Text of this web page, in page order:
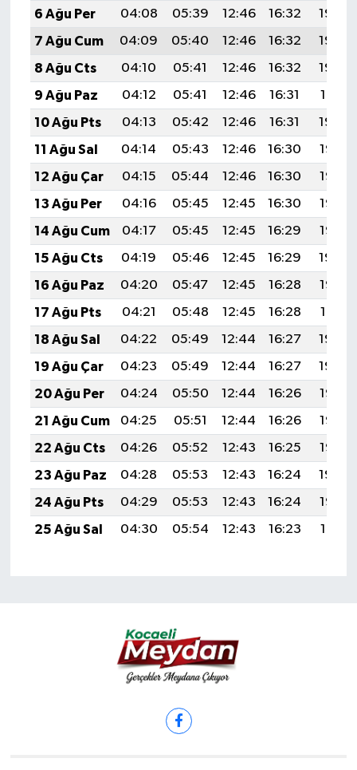
6 Ağu Per
04:08 05:39 12:46 16:32
19:44
7 Ağu Cum
04:09 05:40 12:46 16:32
19:43
8 Ağu Cts
04:10 05:41 12:46 16:32
19:42
9 Ağu Paz
04:12 05:41 12:46 16:31
19:41
10 Ağu Pts
04:13 05:42 12:46 16:31
19:39
11 Ağu Sal
04:14 05:43 12:46 16:30
19:38
12 Ağu Çar
04:15 05:44 12:46 16:30
19:37
13 Ağu Per
04:16 05:45 12:45 16:30
19:36
14 Ağu Cum
04:17 05:45 12:45 16:29
19:35
15 Ağu Cts
04:19 05:46 12:45 16:29
19:34
16 Ağu Paz
04:20 05:47 12:45 16:28
19:33
17 Ağu Pts
04:21 05:48 12:45 16:28
19:31
18 Ağu Sal
04:22 05:49 12:44 16:27
19:30
19 Ağu Çar
04:23 05:49 12:44 16:27
19:29
20 Ağu Per
04:24 05:50 12:44 16:26
19:28
21 Ağu Cum
04:25 05:51 12:44 16:26
19:26
22 Ağu Cts
04:26 05:52 12:43 16:25
19:25
23 Ağu Paz
04:28 05:53 12:43 16:24
19:24
24 Ağu Pts
04:29 05:53 12:43 16:24
19:22
25 Ağu Sal
04:30 05:54 12:43 16:23 19:21